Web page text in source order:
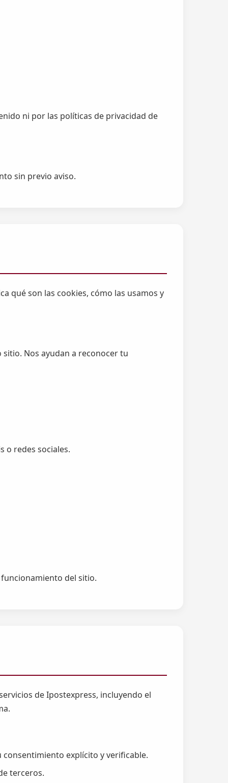
ni por las políticas de privacidad de
sin previo aviso.
qué son las cookies, cómo las usamos y
Nos ayudan a reconocer tu
o redes sociales.
del sitio.
de Ipostexpress, incluyendo el
explícito y verificable.
terceros.